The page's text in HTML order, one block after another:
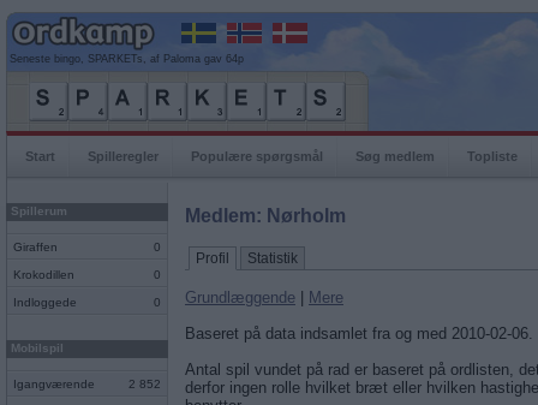
Seneste bingo, SPARKETs, af Paloma gav 64p
Start Spilleregler Populære spørgsmål Søg medlem Topliste
Spillerum
Giraffen 0
Krokodillen 0
Indloggede 0
Mobilspil
Igangværende 2 852
Medlem: Nørholm
Profil Statistik
Grundlæggende
Mere
Baseret på data indsamlet fra og med 2010-02-06.
Antal spil vundet på rad er baseret på ordlisten,
derfor ingen rolle hvilket bræt eller hvilken